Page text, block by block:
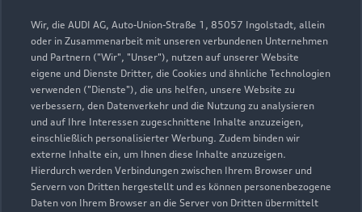
Wir, die AUDI AG, Auto-Union-Straße 1, 85057 Ingolstadt, allein
oder in Zusammenarbeit mit unseren verbundenen Unternehmen
und Partnern ("Wir", "Unser"), nutzen auf unserer Website
eigene und Dienste Dritter, die Cookies und ähnliche Technologien
verwenden ("Dienste"), die uns helfen, unsere Website zu
verbessern, den Datenverkehr und die Nutzung zu analysieren
und auf Ihre Interessen zugeschnittene Inhalte anzuzeigen,
einschließlich personalisierter Werbung. Zudem binden wir
externe Inhalte ein, um Ihnen diese Inhalte anzuzeigen.
Hierdurch werden Verbindungen zwischen Ihrem Browser und
Servern von Dritten hergestellt und es können personenbezogene
Daten von Ihrem Browser an die Server von Dritten übermittelt
Strausberger Straße 1 u. 2